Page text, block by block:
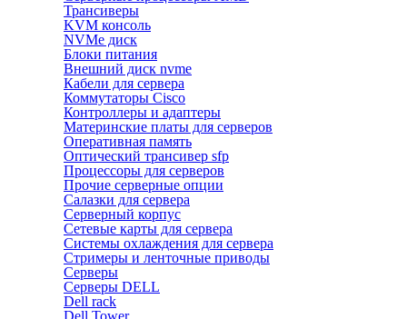
Трансиверы
KVM консоль
NVMe диск
Блоки питания
Внешний диск nvme
Кабели для сервера
Коммутаторы Cisco
Контроллеры и адаптеры
Материнские платы для серверов
Оперативная память
Оптический трансивер sfp
Процессоры для серверов
Прочие серверные опции
Салазки для сервера
Серверный корпус
Сетевые карты для сервера
Системы охлаждения для сервера
Стримеры и ленточные приводы
Серверы
Серверы DELL
Dell rack
Dell Tower